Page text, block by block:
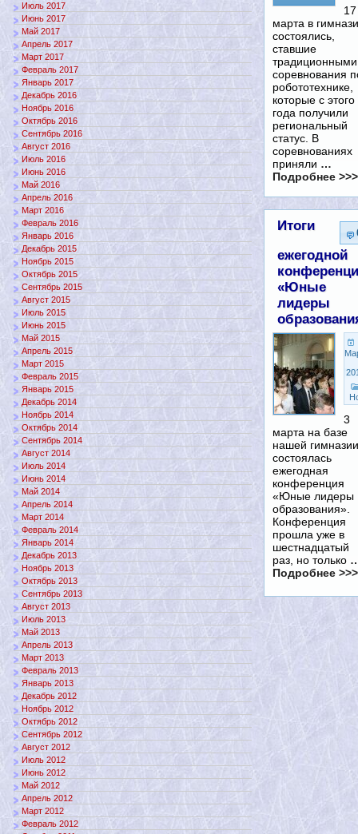
17
марта в
состоялись,
ставшие
соревнования
робототехнике,
которые с этого
года получили
региональный
статус. В
соревнованиях
приняли …
Подробнее >>>
Итоги
ежегодной
«Юные
лидеры
3
марта на базе
нашей гимназии
состоялась
ежегодная
конференция
«Юные лидеры
образования».
Конференция
прошла уже в
шестнадцатый
раз, но только
Подробнее >>>
Июль 2017
Июнь 2017
Май 2017
Апрель 2017
Март 2017
Февраль 2017
Январь 2017
Декабрь 2016
Ноябрь 2016
Октябрь 2016
Сентябрь 2016
Август 2016
Июль 2016
Июнь 2016
Май 2016
Апрель 2016
Март 2016
Февраль 2016
Январь 2016
Декабрь 2015
Ноябрь 2015
Октябрь 2015
Сентябрь 2015
Август 2015
Июль 2015
Июнь 2015
Май 2015
Апрель 2015
Март 2015
Февраль 2015
Январь 2015
Декабрь 2014
Ноябрь 2014
Октябрь 2014
Сентябрь 2014
Август 2014
Июль 2014
Июнь 2014
Май 2014
Апрель 2014
Март 2014
Февраль 2014
Январь 2014
Декабрь 2013
Ноябрь 2013
Октябрь 2013
Сентябрь 2013
Август 2013
Июль 2013
Май 2013
Апрель 2013
Март 2013
Февраль 2013
Январь 2013
Декабрь 2012
Ноябрь 2012
Октябрь 2012
Сентябрь 2012
Август 2012
Июль 2012
Июнь 2012
Май 2012
Апрель 2012
Март 2012
Февраль 2012